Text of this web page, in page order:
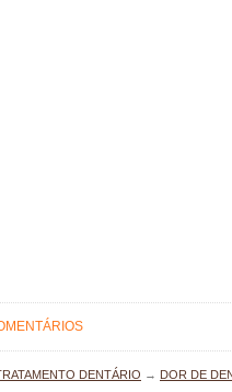
DENTÁRIO → DOR DE